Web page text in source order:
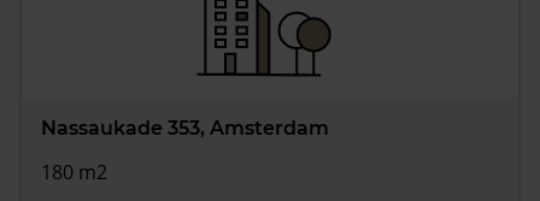
Nassaukade 353, Amsterdam
180 m2